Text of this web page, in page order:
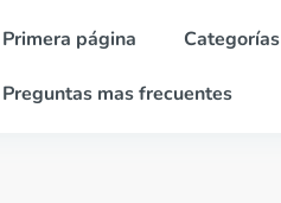
Primera página Categorías
Preguntas mas frecuentes